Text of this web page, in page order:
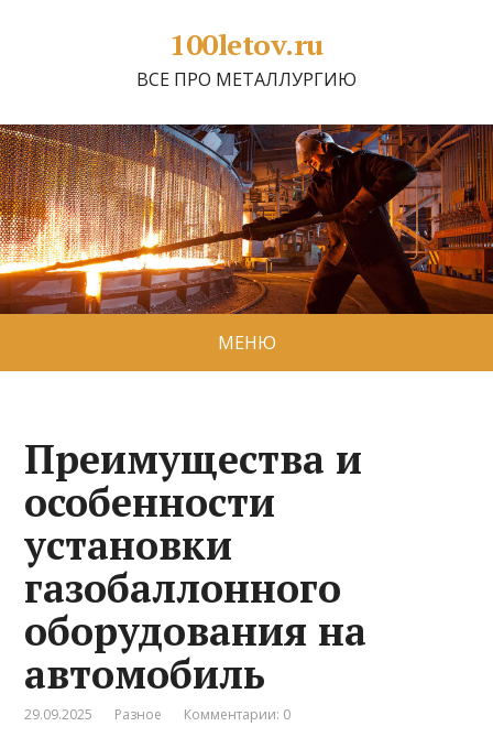
100letov.ru
ВСЕ ПРО МЕТАЛЛУРГИЮ
МЕНЮ
Преимущества и
особенности
установки
газобаллонного
оборудования на
автомобиль
29.09.2025 Разное Комментарии: 0